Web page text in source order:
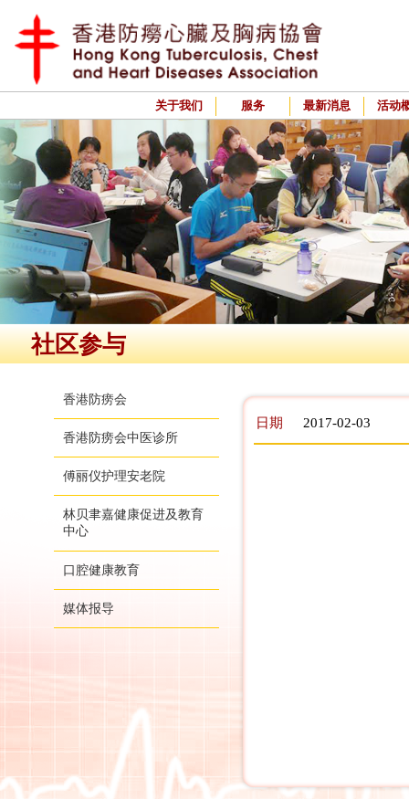
关于我们 服务 最新消息 活动
社区参与
香港防痨会
香港防痨会中医诊所
傅丽仪护理安老院
林贝聿嘉健康促进及教育
中心
口腔健康教育
媒体报导
日期 2017-02-03